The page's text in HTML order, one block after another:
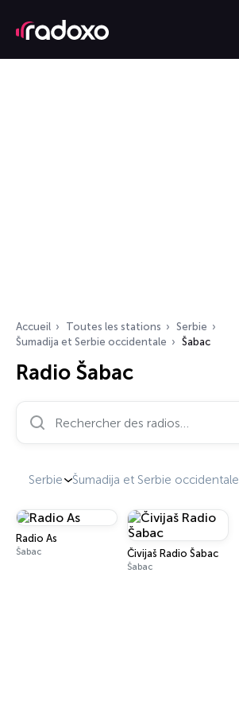
Accueil Toutes les stations
Serbie
Šumadija et Serbie occidentale
Šabac
Radio Šabac
Serbie Šumadija et Serbie occidentale
Radio As
Šabac Čivijaš Radio Šabac
Šabac